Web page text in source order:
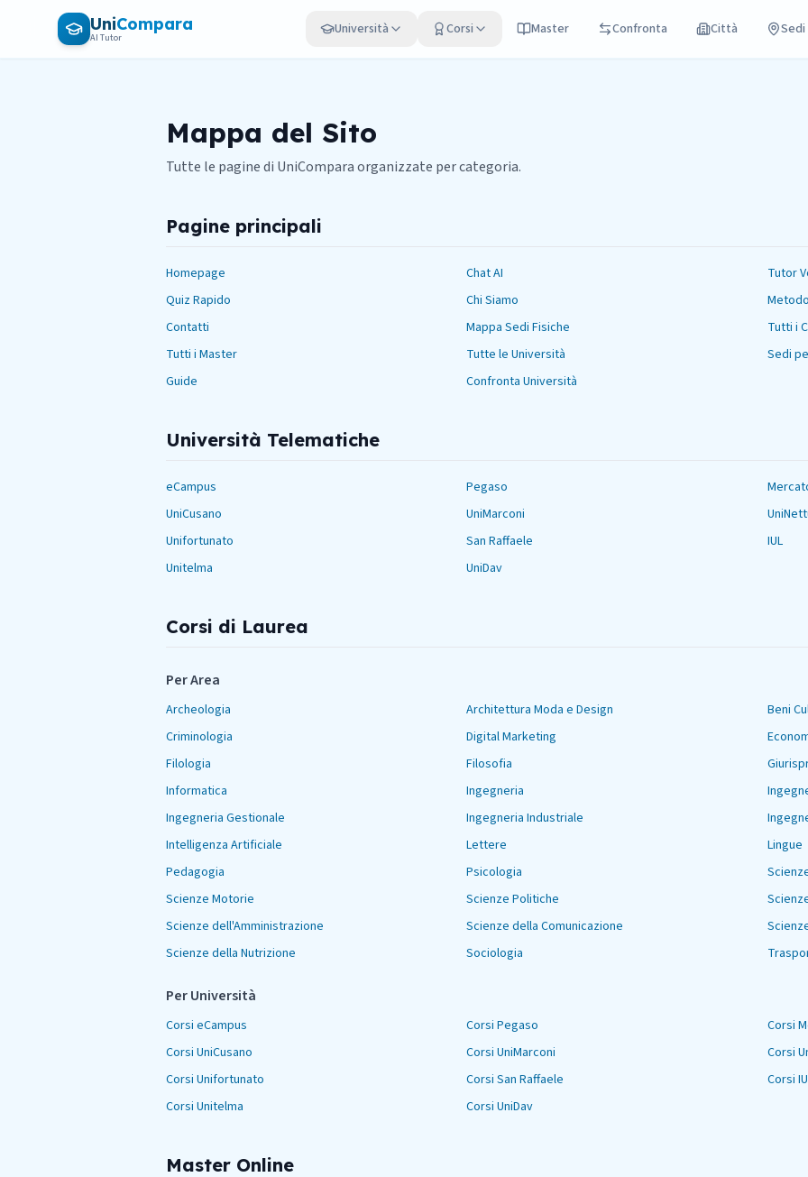
Vai al contenuto principale
UniCompara
AI Tutor Università Corsi Master Confronta Città Sedi
Mappa del Sito
Tutte le pagine di UniCompara organizzate per categoria.
Pagine principali
Homepage Chat AI
Tutor
Quiz Rapido
Chi Siamo
Contatti
Mappa Sedi Fisiche
Tutti i
Tutti i Master
Tutte le Università
Sedi
Guide
Confronta Università
Università Telematiche
eCampus Pegaso
UniCusano
UniMarconi
Unifortunato
San Raffaele
IUL
Unitelma
UniDav
Corsi di Laurea
Per Area
Archeologia Architettura Moda e Design
Beni
Criminologia
Digital Marketing
Filologia
Filosofia
Informatica
Ingegneria
Ingegneria Gestionale
Ingegneria Industriale
Intelligenza Artificiale
Lettere
Lingue
Pedagogia
Psicologia
Scienze Motorie
Scienze Politiche
Scienze dell'Amministrazione
Scienze della Comunicazione
Scienze della Nutrizione
Sociologia
Per Università
Corsi eCampus Corsi Pegaso
Corsi
Corsi UniCusano
Corsi UniMarconi
Corsi
Corsi Unifortunato
Corsi San Raffaele
Corsi
Corsi Unitelma
Corsi UniDav
Master Online